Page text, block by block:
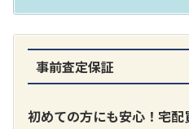
事前査定保証
初めての方にも安心！宅